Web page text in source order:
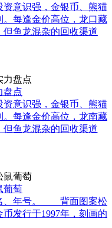
意识强，金银币、熊猫
每逢金价高位，龙口藏
鱼龙混杂的回收渠道
盘点
意识强，金银币、熊猫
每逢金价高位，龙南藏
鱼龙混杂的回收渠道
葡萄
、年号。 背面图案松
发行于1997年，刻画的